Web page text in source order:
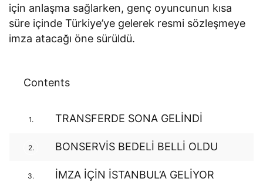
için anlaşma sağlarken, genç oyuncunun kısa
süre içinde Türkiye’ye gelerek resmi sözleşmeye
imza atacağı öne sürüldü.
Contents
1. TRANSFERDE SONA GELİNDİ
2. BONSERVİS BEDELİ BELLİ OLDU
3. İMZA İÇİN İSTANBUL’A GELİYOR